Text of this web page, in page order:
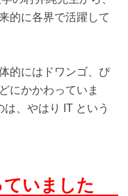
的に各界で活躍して
的にはドワンゴ、ぴ
にかかわっていま
、やはり IT という
いました